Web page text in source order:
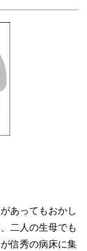
あってもおかし
二人の生母でも
信秀の病床に集